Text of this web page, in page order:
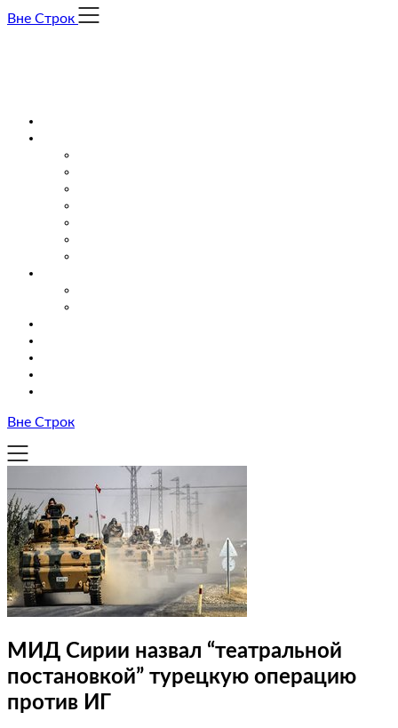
Skip
Вне Строк
Вне Строк
МИД Сирии назвал “театральной
постановкой” турецкую операцию
против ИГ